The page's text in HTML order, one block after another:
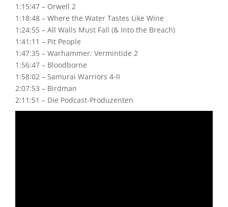
1:15:47 – Orwell 2
1:18:48 – Where the Water Tastes Like Wine
1:24:55 – All Walls Must Fall (& Into the Breach)
1:41:11 – Pit People
1:47:35 – Warhammer: Vermintide 2
1:56:47 – Bloodborne
1:58:02 – Samurai Warriors 4-II
2:07:53 – Birdman
2:11:51 – Die Podcast-Produzenten